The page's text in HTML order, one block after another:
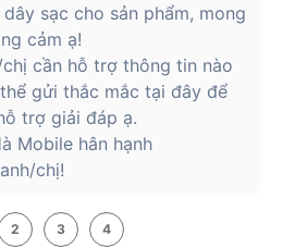
sạc cho sản phẩm, mong
cảm ạ!
chị cần hỗ trợ thông tin nào
gửi thắc mắc tại đây để
trợ giải đáp ạ.
Mobile hân hạnh
chị!
2 3 4